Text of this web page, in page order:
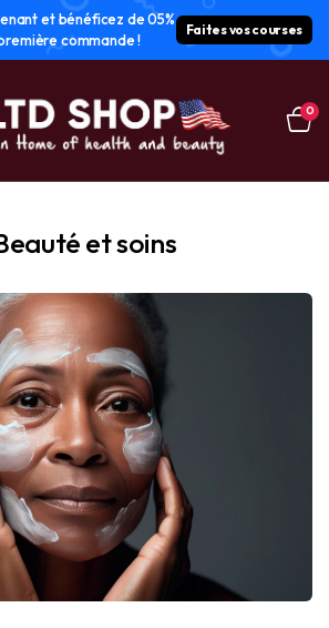
et bénéficez de 05%
commande !
Faites vos courses
0
et soins